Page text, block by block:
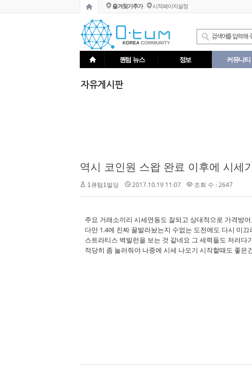
즐겨찾기추가 시작페이지설정
퀀텀 뉴스 정보 커뮤니티
자유게시판
역시 코인원 스왑 완료 이후에 시세
1큐텀1빌딩 2017.10.19 11:07 조회 수 : 2647
주요 거래소끼리 시세연동도 잘되고 상대적으로 가격방
다만 1.4에 진짜 꿀발라놨는지 수없는 도전에도 다시 미
스트라티스 벽빌런을 보는 것 같네요 그 세력들도 저러다
적당히 좀 눌러줘야 나중에 시세 나오기 시작할때도 좋은